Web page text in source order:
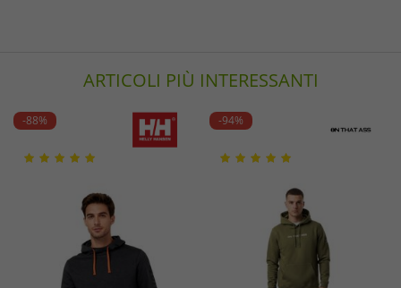
ARTICOLI PIÙ INTERESSANTI
-88% -94%